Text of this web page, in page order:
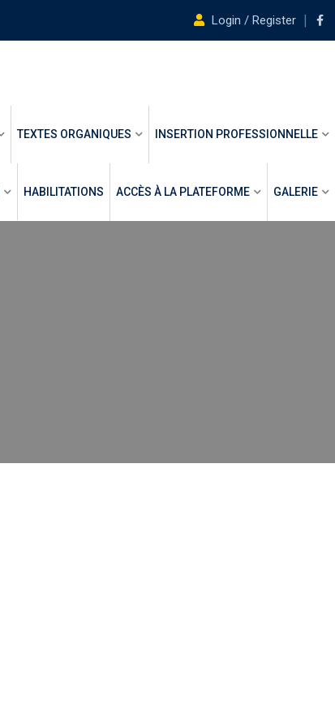
Login / Register
TEXTES ORGANIQUES INSERTION PROFESSIONNELLE
HABILITATIONS ACCÈS À LA PLATEFORME GALERIE